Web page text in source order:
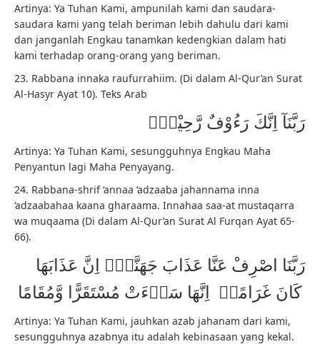
Artinya: Ya Tuhan Kami, ampunilah kami dan saudara-
saudara kami yang telah beriman lebih dahulu dari kami
dan janganlah Engkau tanamkan kedengkian dalam hati
kami terhadap orang-orang yang beriman.
23. Rabbana innaka raufurrahiim. (Di dalam Al-Qur’an Surat
Al-Hasyr Ayat 10). Teks Arab
رَبَّنَآ اِنَّكَ رَءُوْفٌ رَّحِيْمٌࣖ
Artinya: Ya Tuhan Kami, sesungguhnya Engkau Maha
Penyantun lagi Maha Penyayang.
24. Rabbana-shrif ‘annaa ‘adzaaba jahannama inna
‘adzaabahaa kaana gharaama. Innahaa saa-at mustaqarra
wa muqaama (Di dalam Al-Qur’an Surat Al Furqan Ayat 65-
66).
رَبَّنَا اصْرِفْ عَنَّا عَذَابَ جَهَنَّمَۖ اِنَّ عَذَابَهَا
كَانَ غَرَامًاۖ اِنَّهَا سَاۤءَتْ مُسْتَقَرًّا وَّمُقَامًا
Artinya: Ya Tuhan Kami, jauhkan azab jahanam dari kami,
sesungguhnya azabnya itu adalah kebinasaan yang kekal.